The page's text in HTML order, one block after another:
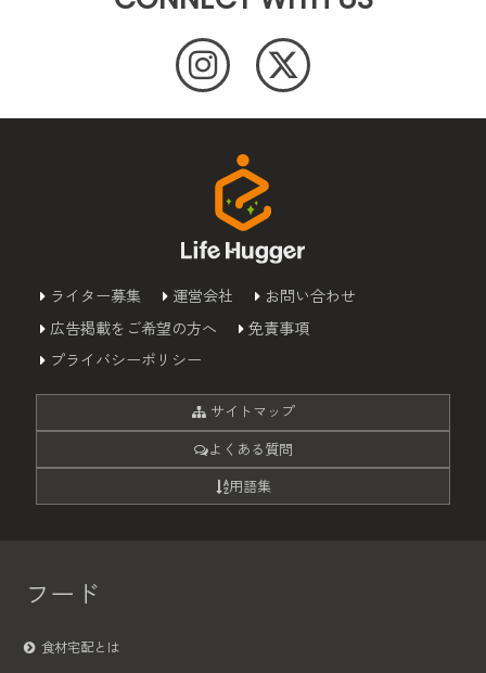
ライター募集 運営会社
お問い合わせ
広告掲載をご希望の方へ
免責事項
プライバシーポリシー
サイトマップ
よくある質問
用語集
フード
食材宅配とは